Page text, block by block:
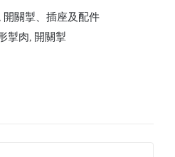
, 開關掣、插座及配件
掣肉, 開關掣